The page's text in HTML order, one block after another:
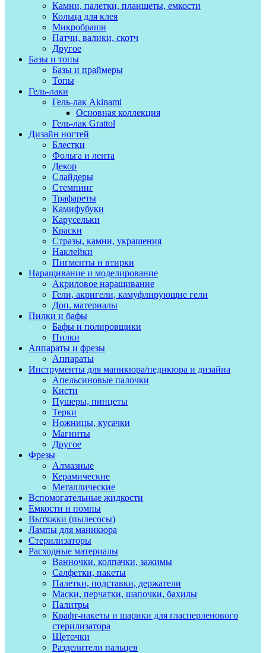
Камни, палетки, планшеты, емкости
Кольца для клея
Микробраши
Патчи, валики, скотч
Другое
Базы и топы
Базы и праймеры
Топы
Гель-лаки
Гель-лак Akinami
Основная коллекция
Гель-лак Grattol
Дизайн ногтей
Блестки
Фольга и лента
Декор
Слайдеры
Стемпинг
Трафареты
Камифубуки
Карусельки
Краски
Стразы, камни, украшения
Наклейки
Пигменты и втирки
Наращивание и моделирование
Акриловое наращивание
Гели, акригели, камуфлирующие гели
Доп. материалы
Пилки и бафы
Бафы и полировщики
Пилки
Аппараты и фрезы
Аппараты
Инструменты для маникюра/педикюра и дизайна
Апельсиновые палочки
Кисти
Пушеры, пинцеты
Терки
Ножницы, кусачки
Магниты
Другое
Фрезы
Алмазные
Керамические
Металлические
Вспомогательные жидкости
Емкости и помпы
Вытяжки (пылесосы)
Лампы для маникюра
Стерилизаторы
Расходные материалы
Ванночки, колпачки, зажимы
Салфетки, пакеты
Палетки, подставки, держатели
Маски, перчатки, шапочки, бахилы
Палитры
Крафт-пакеты и шарики для гласперленового
стерилизатора
Щеточки
Разделители пальцев